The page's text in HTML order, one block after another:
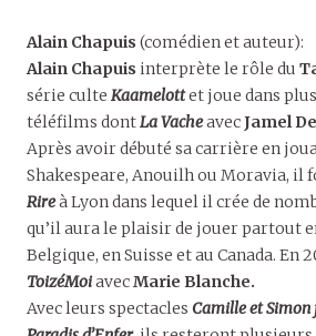
Alain Chapuis (comédien et auteur):
Alain Chapuis interprète le rôle du
série culte Kaamelottet joue dans
téléfilms dont La VacheavecJamel
Après avoir débuté sa carrière en
Shakespeare, Anouilh ou Moravia, il
Rireà Lyon dans lequel il crée de
qu’il aura le plaisir de jouer partout
Belgique, en Suisse et au Canada. En
ToizéMoiavecMarie Blanche.
Avec leurs spectacles Camille et